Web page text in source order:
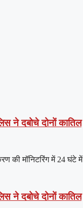
ने दबोचे दोनों कातिल
की मॉनिटरिंग में 24 घंटे में
ने दबोचे दोनों कातिल